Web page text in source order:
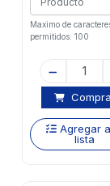
Maximo de
permitidos: 100
Agregar
lista